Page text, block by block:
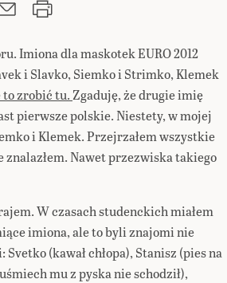
Imiona dla maskotek EURO 2012
i Slavko, Siemko i Strimko, Klemek
to zrobić tu.Zgaduję, że drugie imię
pierwsze polskie. Niestety, w mojej
i Klemek. Przejrzałem wszystkie
Nawet przezwiska takiego
W czasach studenckich miałem
imiona, ale to byli znajomi nie
(kawał chłopa), Stanisz (pies na
mu z pyska nie schodził),